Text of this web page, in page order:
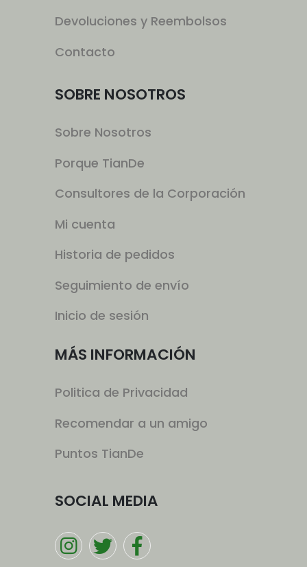
Devoluciones y Reembolsos
Contacto
SOBRE NOSOTROS
Sobre Nosotros
Porque TianDe
Consultores de la Corporación
Mi cuenta
Historia de pedidos
Seguimiento de envío
Inicio de sesión
MÁS INFORMACIÓN
Politica de Privacidad
Recomendar a un amigo
Puntos TianDe
SOCIAL MEDIA